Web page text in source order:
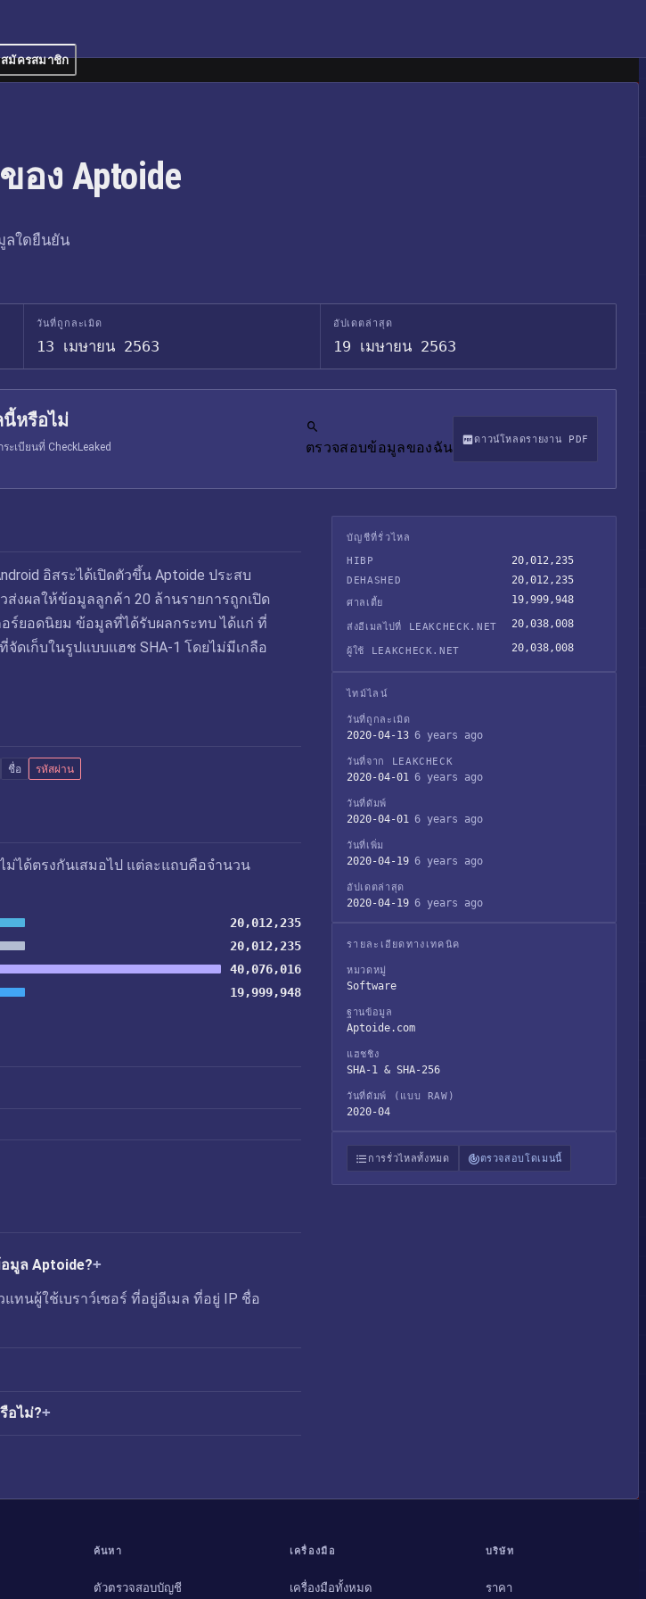
มัครสมาชิก
ง Aptoide
ลใดยืนยัน
วันที่ถูกละเมิด
13 เมษายน 2563
อัปเดตล่าสุด
19 เมษายน 2563
หรือไม่
เบียนที่ CheckLeaked
ตรวจสอบข้อมูลของฉัน ดาวน์โหลดรายงาน PDF
อิสระได้เปิดตัวขึ้น Aptoide ประสบ
งผลให้ข้อมูลลูกค้า 20 ล้านรายการถูกเปิด
ร์ยอดนิยม ข้อมูลที่ได้รับผลกระทบ ได้แก่ ที่
ดเก็บในรูปแบบแฮช SHA-1 โดยไม่มีเกลือ
ชื่อ รหัสผ่าน
ได้ตรงกันเสมอไป แต่ละแถบคือจำนวน
20,012,235
20,012,235
40,076,016
19,999,948
มูล Aptoide?
แทนผู้ใช้เบราว์เซอร์ ที่อยู่อีเมล ที่อยู่ IP ชื่อ
อไม่?
บัญชีที่รั่วไหล
HIBP
20,012,235
DEHASHED 20,012,235
ศาลเตี้ย 19,999,948
ส่งอีเมลไปที่ LEAKCHECK.NET 20,038,008
ผู้ใช้ LEAKCHECK.NET 20,038,008
ไทม์ไลน์
วันที่ถูกละเมิด
2020-04-13 6 years ago
วันที่จาก LEAKCHECK
2020-04-01 6 years ago
วันที่ดัมพ์
2020-04-01 6 years ago
วันที่เพิ่ม
2020-04-19 6 years ago
อัปเดตล่าสุด
2020-04-19 6 years ago
รายละเอียดทางเทคนิค
หมวดหมู่
Software
ฐานข้อมูล
Aptoide.com
แฮชชิง
SHA-1 & SHA-256
วันที่ดัมพ์ (แบบ RAW)
2020-04
การรั่วไหลทั้งหมด ตรวจสอบโดเมนนี้
ค้นหา
ตัวตรวจสอบบัญชี
เครื่องมือ
เครื่องมือทั้งหมด
บริษัท
ราคา